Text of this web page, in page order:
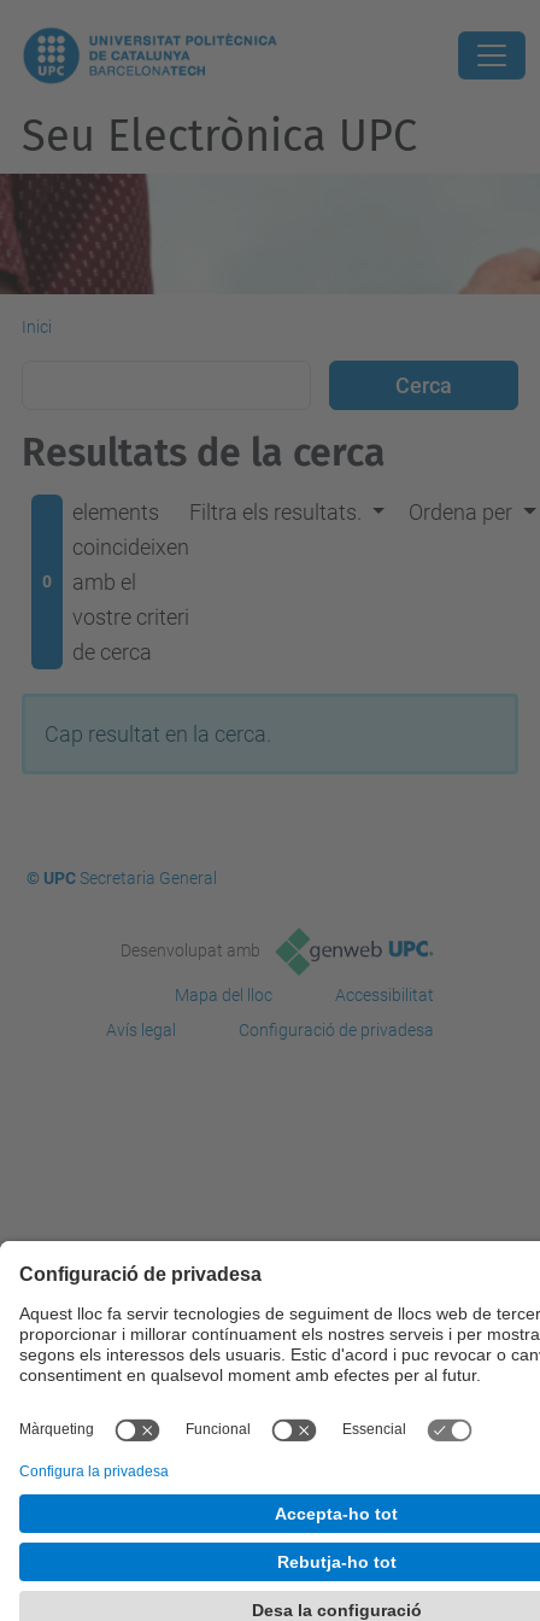
Seu Electrònica UPC
Inici
Resultats de la cerca
0
elements
coincideixen
amb el
vostre criteri
de cerca
Filtra els resultats. Ordena per
Cap resultat en la cerca.
© UPCSecretaria General
Desenvolupat amb
Mapa del lloc
Accessibilitat
Avís legal
Configuració de privadesa